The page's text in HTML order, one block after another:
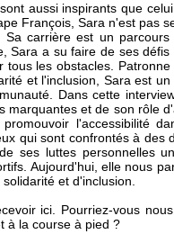
aussi inspirants que
François, Sara n'est pas
carrière est un
Sara a su faire de ses
les obstacles.
et l'inclusion, Sara est
Dans cette
et de son rôle
l'accessibilité
qui sont confrontés à des
ses luttes personnelles
Aujourd'hui, elle nous
et d'inclusion.
ici. Pourriez-vous
à la course à pied ?